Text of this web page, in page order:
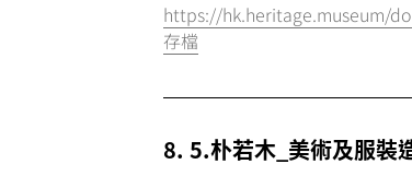
https://hk.heritage.museum/
存檔
8. 5.朴若木_美術及服裝